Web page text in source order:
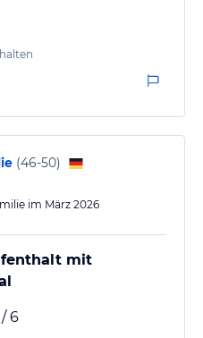
Alle Angaben
durch HolidayCheck. Bitte
(46-50)
im März 2026
mit
/ 6